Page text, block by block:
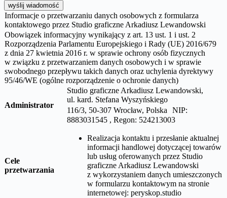
wyślij wiadomość
Informacje o przetwarzaniu danych osobowych z formularza
kontaktowego przez Studio graficzne Arkadiusz Lewandowski
Obowiązek informacyjny wynikający z art. 13 ust. 1 i ust. 2
Rozporządzenia Parlamentu Europejskiego i Rady (UE) 2016/679
z dnia 27 kwietnia 2016 r. w sprawie ochrony osób fizycznych
w związku z przetwarzaniem danych osobowych i w sprawie
swobodnego przepływu takich danych oraz uchylenia dyrektywy
95/46/WE (ogólne rozporządzenie o ochronie danych)
Administrator
Studio graficzne Arkadiusz Lewandowski,
ul. kard. Stefana Wyszyńskiego
116/3, 50-307 Wrocław, Polska NIP:
8883031545 , Regon: 524213003
Cele
przetwarzania
Realizacja kontaktu i przesłanie aktualnej
informacji handlowej dotyczącej towarów
lub usług oferowanych przez Studio
graficzne Arkadiusz Lewandowski
z wykorzystaniem danych umieszczonych
w formularzu kontaktowym na stronie
internetowej: peryskop.studio